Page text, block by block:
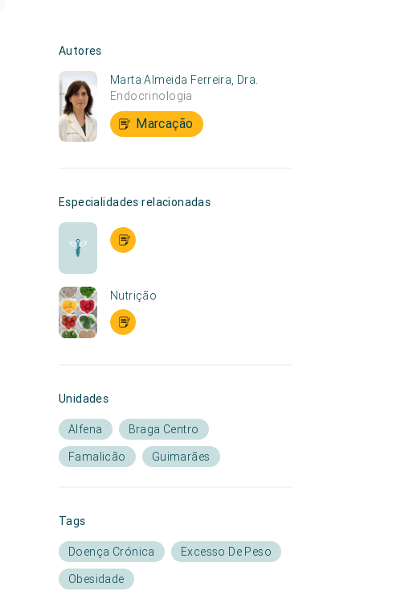
Autores
Marta Almeida Ferreira, Dra.
Endocrinologia
Marcação
Especialidades relacionadas
Nutrição
Unidades
Alfena
Braga Centro
Famalicão
Guimarães
Tags
Doença Crónica
Excesso De Peso
Obesidade